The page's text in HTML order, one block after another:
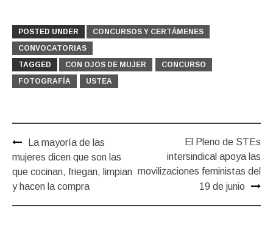
POSTED UNDER
CONCURSOS Y CERTÁMENES
CONVOCATORIAS
TAGGED
CON OJOS DE MUJER
CONCURSO
FOTOGRAFÍA
USTEA
Post
navigation
La mayoría de las
mujeres dicen que son las
que cocinan, friegan, limpian
y hacen la compra
El Pleno de STEs
intersindical apoya las
movilizaciones feministas del
19 de junio